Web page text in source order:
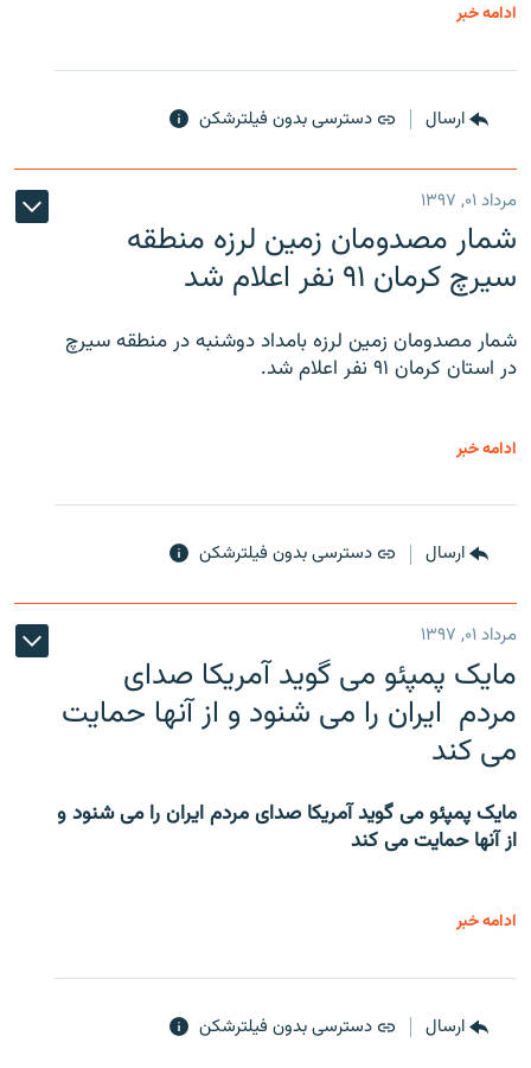
ادامه خبر
ارسال دسترسی بدون فیلترشکن
مرداد ۰۱, ۱۳۹۷
شمار مصدومان زمین لرزه منطقه
سیرچ کرمان ۹۱ نفر اعلام شد
شمار مصدومان زمین لرزه بامداد دوشنبه در منطقه سیرچ
در استان کرمان ۹۱ نفر اعلام شد.
ادامه خبر
ارسال دسترسی بدون فیلترشکن
مرداد ۰۱, ۱۳۹۷
مایک پمپئو می گوید آمریکا صدای
مردم ایران را می شنود و از آنها حمایت
می کند
مایک پمپئو می گوید آمریکا صدای مردم ایران را می شنود و
از آنها حمایت می کند
ادامه خبر
ارسال دسترسی بدون فیلترشکن